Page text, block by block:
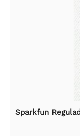
Sparkfun